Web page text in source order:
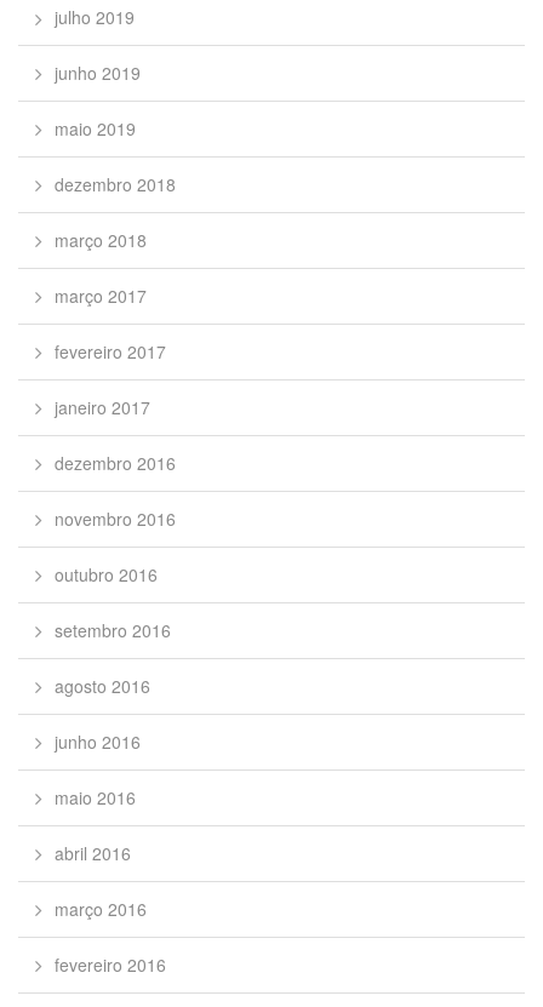
julho 2019
junho 2019
maio 2019
dezembro 2018
março 2018
março 2017
fevereiro 2017
janeiro 2017
dezembro 2016
novembro 2016
outubro 2016
setembro 2016
agosto 2016
junho 2016
maio 2016
abril 2016
março 2016
fevereiro 2016